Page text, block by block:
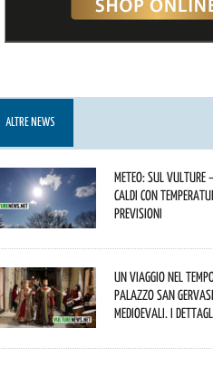
ALTRE NEWS
Meteo: sul Vulture
caldi con
previsioni
Un viaggio nel
Palazzo San
Medioevali. I